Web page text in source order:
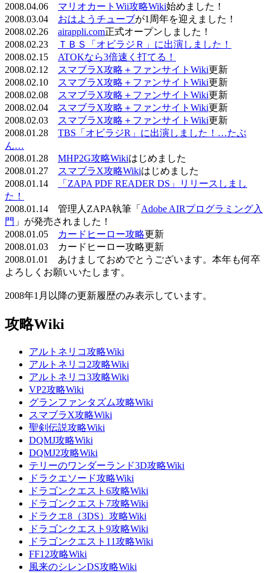
2008.04.06 マリオカートWii攻略Wiki始めました！
2008.03.04 おはようチューブが1周年を迎えました！
2008.02.26 airappli.com正式オープンしました！
2008.02.23
ＴＢＳ「オビラジＲ」に出演しました！
2008.02.15 ATOKなら3倍速く打てる！
2008.02.12
スマブラX攻略＋ファンサイトWiki更新
2008.02.10
スマブラX攻略＋ファンサイトWiki更新
2008.02.08
スマブラX攻略＋ファンサイトWiki更新
2008.02.04
スマブラX攻略＋ファンサイトWiki更新
2008.02.03
スマブラX攻略＋ファンサイトWiki更新
2008.01.28 TBS「オビラジR」に出演しました！…たぶ
ん…
2008.01.28 MHP2G攻略Wikiはじめました
2008.01.27
スマブラX攻略Wikiはじめました
2008.01.14
「ZAPA PDF READER DS」リリースしまし
た！
2008.01.14 管理人ZAPA執筆「 Adobe AIRプログラミング入
門 」が発売されました！
2008.01.05
カードヒーロー攻略更新
2008.01.03 カードヒーロー攻略更新
2008.01.01 あけましておめでとうございます。本年も何卒
よろしくお願いいたします。
2008年1月以降の更新履歴のみ表示しています。
攻略Wiki
アルトネリコ攻略Wiki
アルトネリコ2攻略Wiki
アルトネリコ3攻略Wiki
VP2攻略Wiki
グランファンタズム攻略Wiki
スマブラX攻略Wiki
聖剣伝説攻略Wiki
DQMJ攻略Wiki
DQMJ2攻略Wiki
テリーのワンダーランド3D攻略Wiki
ドラクエソード攻略Wiki
ドラゴンクエスト6攻略Wiki
ドラゴンクエスト7攻略Wiki
ドラクエ8（3DS）攻略Wiki
ドラゴンクエスト9攻略Wiki
ドラゴンクエスト11攻略Wiki
FF12攻略Wiki
風来のシレンDS攻略Wiki